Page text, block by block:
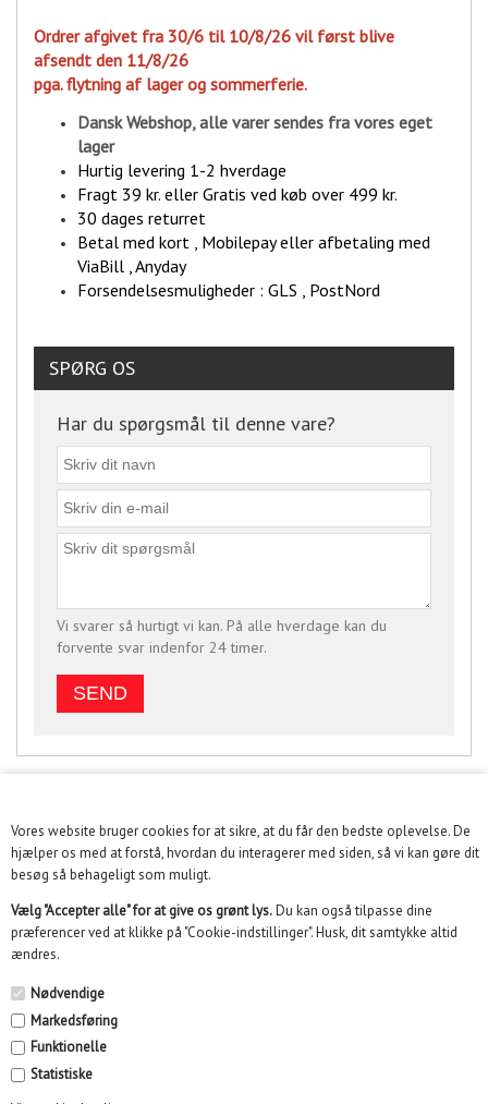
Vores website bruger cookies for at sikre, at du får den bedste oplevelse. De
hjælper os med at forstå, hvordan du interagerer med siden, så vi kan gøre dit
besøg så behageligt som muligt.
Vælg "Accepter alle" for at give os grønt lys.Du kan også tilpasse dine
præferencer ved at klikke på "Cookie-indstillinger". Husk, dit samtykke altid
ændres.
Nødvendige
Markedsføring
Funktionelle
Statistiske
Ordrer afgivet fra 30/6 til 10/8/26 vil først blive
afsendt den 11/8/26
pga. flytning af lager og sommerferie.
Dansk Webshop, alle varer sendes fra vores eget
lager
Hurtig levering 1-2 hverdage
Fragt 39 kr. eller Gratis ved køb over 499 kr.
30 dages returret
Betal med kort , Mobilepay eller afbetaling med
ViaBill , Anyday
Forsendelsesmuligheder : GLS , PostNord
SPØRG OS
Har du spørgsmål til denne vare?
Vi svarer så hurtigt vi kan. På alle hverdage kan du
forvente svar indenfor 24 timer.
KUNDESERVICE
INFORMATION
KUNDECENTER
SOME
NYHEDSBREV